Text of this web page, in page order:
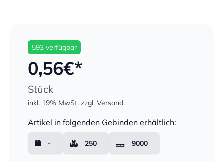
593 verfügbar
0,56€*
Stück
inkl. 19% MwSt. zzgl. Versand
Artikel in folgenden Gebinden erhältlich:
- 250 9000